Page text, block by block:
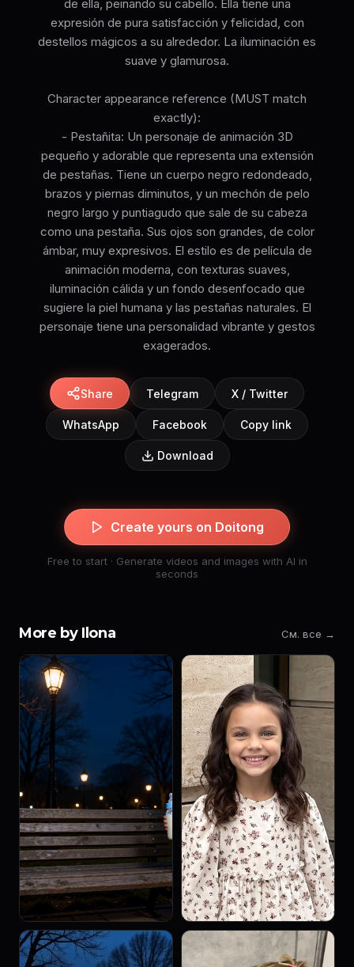
de ella, peinando su cabello. Ella tiene una
expresión de pura satisfacción y felicidad, con
destellos mágicos a su alrededor. La iluminación es
suave y glamurosa.
Character appearance reference (MUST match
exactly):
- Pestañita: Un personaje de animación 3D
pequeño y adorable que representa una extensión
de pestañas. Tiene un cuerpo negro redondeado,
brazos y piernas diminutos, y un mechón de pelo
negro largo y puntiagudo que sale de su cabeza
como una pestaña. Sus ojos son grandes, de color
ámbar, muy expresivos. El estilo es de película de
animación moderna, con texturas suaves,
iluminación cálida y un fondo desenfocado que
sugiere la piel humana y las pestañas naturales. El
personaje tiene una personalidad vibrante y gestos
exagerados.
Share Telegram X / Twitter
WhatsApp Facebook Copy link
Download
Create yours on Doitong
Free to start · Generate videos and images with AI in
seconds
More by Ilona См. все →